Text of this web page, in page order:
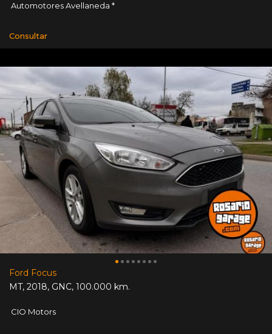
Automotores Avellaneda *
Consultar
Ford Focus
MT, 2018, GNC, 100.000 km.
CIO Motors